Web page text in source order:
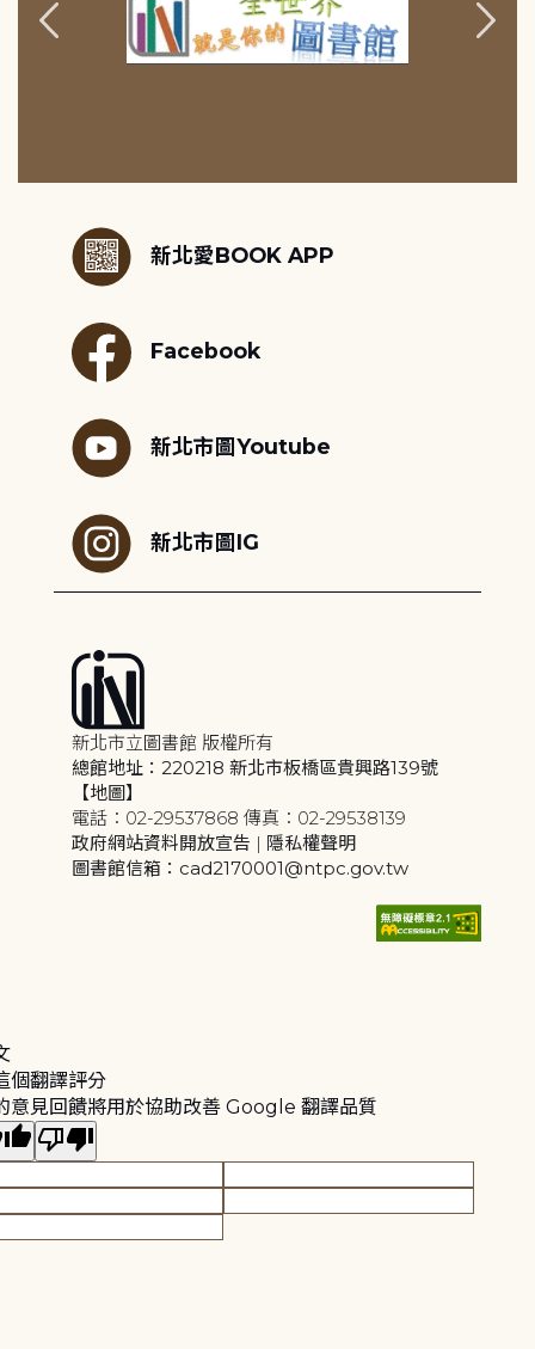
新北愛BOOK APP
Facebook
新北市圖Youtube
新北市圖IG
新北市立圖書館 版權所有
總館地址：220218 新北市板橋區貴興路139號
【地圖】
電話：02-29537868 傳真：02-29538139
政府網站資料開放宣告 | 隱私權聲明
圖書館信箱：cad2170001@ntpc.gov.tw
個翻譯評分
意見回饋將用於協助改善 Google 翻譯品質